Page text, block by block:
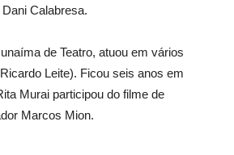
Calabresa.
de Teatro, atuou em vários
Leite). Ficou seis anos em
Murai participou do filme de
Marcos Mion.